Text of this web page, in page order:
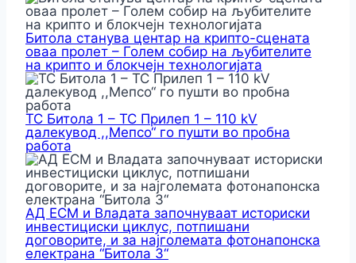
Битола станува центар на крипто-сцената
оваа пролет – Голем собир на љубителите
на крипто и блокчејн технологијата
ТС Битола 1 – ТС Прилеп 1 – 110 kV
далекувод ,,Мепсо“ го пушти во пробна
работа
АД ЕСМ и Владата започнуваат историски
инвестициски циклус, потпишани
договорите, и за најголемата фотонапонска
електрана “Битола 3“